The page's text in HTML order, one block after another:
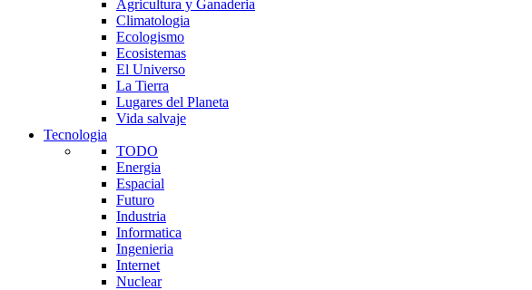
Agricultura y Ganaderia
Climatologia
Ecologismo
Ecosistemas
El Universo
La Tierra
Lugares del Planeta
Vida salvaje
Tecnologia
TODO
Energia
Espacial
Futuro
Industria
Informatica
Ingenieria
Internet
Nuclear